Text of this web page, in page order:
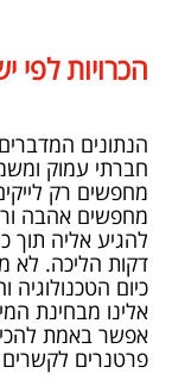
הכרויות לפי
הנתונים
חברתי עמוק
מחפשים רק
מחפשים אהבה
להגיע אליה תוך
דקות הליכה. לא
כיום
אלינו מבחינת
אפשר באמת
פרטנרים לקשרים